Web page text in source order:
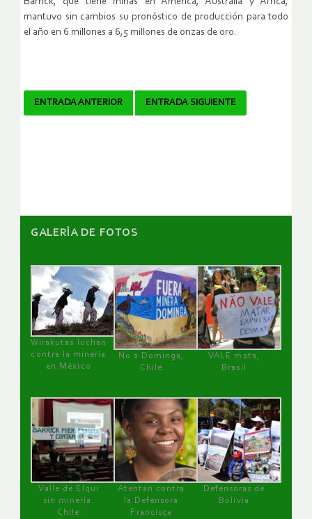
mantuvo sin cambios su pronóstico de producción para todo
el año en 6 millones a 6,5 millones de onzas de oro.
Navegador
ENTRADA ANTERIOR ENTRADA SIGUIENTE
GALERÌA DE FOTOS
Wirakutas luchan
contra la minería
en México
No a Dominga,
Chile
VALE mata,
Brasil
Valle de Elqui
sin minería.
Chile
Atentan contra
la Defensora
Francisca
Defensoras de
Bolivia